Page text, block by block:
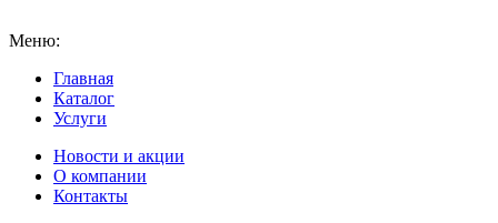
Меню:
Главная
Каталог
Услуги
Новости и акции
О компании
Контакты